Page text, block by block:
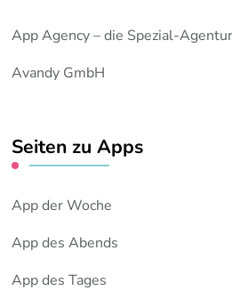
App Agency – die Spezial-
Avandy GmbH
Seiten zu Apps
App der Woche
App des Abends
App des Tages